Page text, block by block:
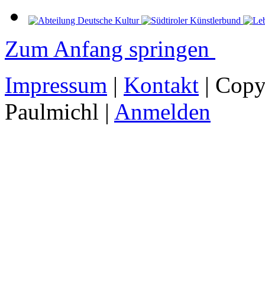
Zum Anfang springen
Impressum | Kontakt |
Paulmichl | Anmelden